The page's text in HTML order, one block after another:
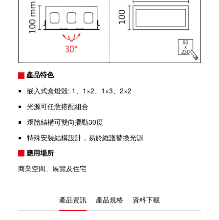
產品特色
嵌入式盒燈殼: 1、1×2、1×3、2×2
光源可任意搭配組合
燈體結構可雙向擺動30度
特殊安裝結構設計，易於維護替換光源
應用場所
商業空間、展覽及住宅
產品資訊 產品規格 資料下載